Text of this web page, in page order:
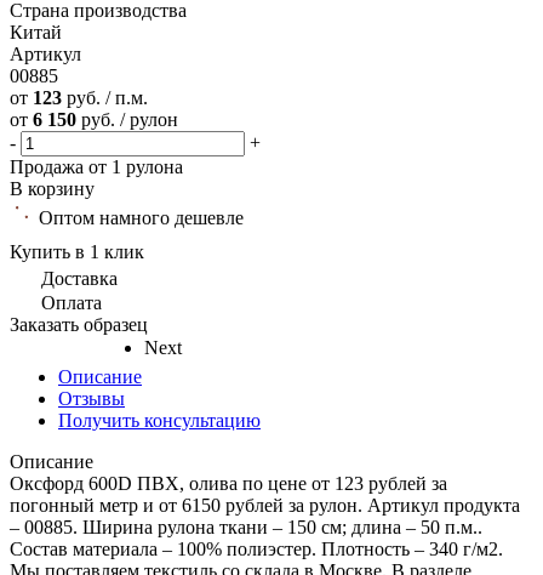
Next
Страна производства
Китай
Артикул
00885
от 123 руб. / п.м.
от 6 150 руб. / рулон
-
+
Продажа от 1 рулона
В корзину
Оптом намного дешевле
Купить в 1 клик
Доставка
Оплата
Заказать образец
Описание
Отзывы
Получить консультацию
Описание
Оксфорд 600D ПВХ, олива по цене от 123 рублей за
погонный метр и от 6150 рублей за рулон. Артикул продукта
– 00885. Ширина рулона ткани – 150 см; длина – 50 п.м..
Состав материала – 100% полиэстер. Плотность – 340 г/м2.
Мы поставляем текстиль со склада в Москве. В разделе